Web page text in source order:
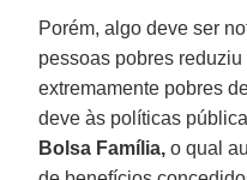
Porém, algo deve ser
pessoas pobres
extremamente pobres
deve às políticas
Bolsa Família, o qual